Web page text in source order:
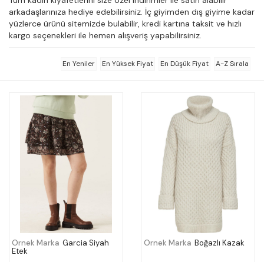
arkadaşlarınıza hediye edebilirsiniz. İç giyimden dış giyime kadar
yüzlerce ürünü sitemizde bulabilir, kredi kartına taksit ve hızlı
kargo seçenekleri ile hemen alışveriş yapabilirsiniz.
En Yeniler En Yüksek Fiyat En Düşük Fiyat A-Z Sırala
Örnek Marka Garcia Siyah
Etek
Örnek Marka Boğazlı Kazak